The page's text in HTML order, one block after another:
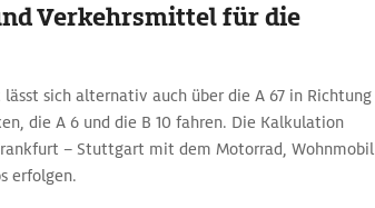
Verkehrsmittel für die
sich alternativ auch über die A 67 in Richtung
die A 6 und die B 10 fahren. Die Kalkulation
– Stuttgart mit dem Motorrad, Wohnmobil
erfolgen.